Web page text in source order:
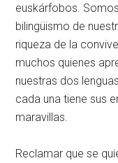
euskárfobos.
bilingüismo de
riqueza de la
muchos quienes
nuestras dos
cada una tiene sus
maravillas.
Reclamar que se